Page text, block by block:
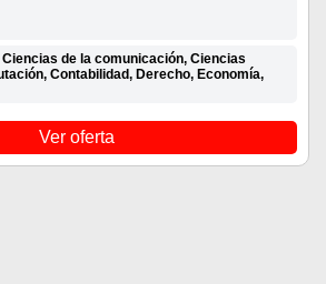
de la comunicación, Ciencias
Contabilidad, Derecho, Economía,
Ver oferta